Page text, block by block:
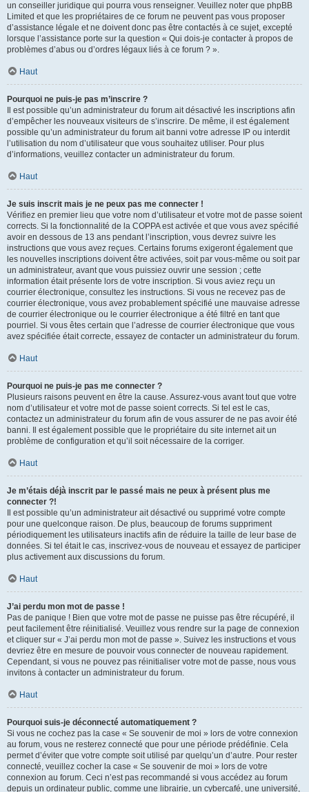
un conseiller juridique qui pourra vous renseigner. Veuillez noter que phpBB
Limited et que les propriétaires de ce forum ne peuvent pas vous proposer
d’assistance légale et ne doivent donc pas être contactés à ce sujet, excepté
lorsque l’assistance porte sur la question « Qui dois-je contacter à propos de
problèmes d’abus ou d’ordres légaux liés à ce forum ? ».
Haut
Pourquoi ne puis-je pas m’inscrire ?
Il est possible qu’un administrateur du forum ait désactivé les inscriptions afin
d’empêcher les nouveaux visiteurs de s’inscrire. De même, il est également
possible qu’un administrateur du forum ait banni votre adresse IP ou interdit
l’utilisation du nom d’utilisateur que vous souhaitez utiliser. Pour plus
d’informations, veuillez contacter un administrateur du forum.
Haut
Je suis inscrit mais je ne peux pas me connecter !
Vérifiez en premier lieu que votre nom d’utilisateur et votre mot de passe soient
corrects. Si la fonctionnalité de la COPPA est activée et que vous avez spécifié
avoir en dessous de 13 ans pendant l’inscription, vous devrez suivre les
instructions que vous avez reçues. Certains forums exigeront également que
les nouvelles inscriptions doivent être activées, soit par vous-même ou soit par
un administrateur, avant que vous puissiez ouvrir une session ; cette
information était présente lors de votre inscription. Si vous aviez reçu un
courrier électronique, consultez les instructions. Si vous ne recevez pas de
courrier électronique, vous avez probablement spécifié une mauvaise adresse
de courrier électronique ou le courrier électronique a été filtré en tant que
pourriel. Si vous êtes certain que l’adresse de courrier électronique que vous
avez spécifiée était correcte, essayez de contacter un administrateur du forum.
Haut
Pourquoi ne puis-je pas me connecter ?
Plusieurs raisons peuvent en être la cause. Assurez-vous avant tout que votre
nom d’utilisateur et votre mot de passe soient corrects. Si tel est le cas,
contactez un administrateur du forum afin de vous assurer de ne pas avoir été
banni. Il est également possible que le propriétaire du site internet ait un
problème de configuration et qu’il soit nécessaire de la corriger.
Haut
Je m’étais déjà inscrit par le passé mais ne peux à présent plus me
connecter ?!
Il est possible qu’un administrateur ait désactivé ou supprimé votre compte
pour une quelconque raison. De plus, beaucoup de forums suppriment
périodiquement les utilisateurs inactifs afin de réduire la taille de leur base de
données. Si tel était le cas, inscrivez-vous de nouveau et essayez de participer
plus activement aux discussions du forum.
Haut
J’ai perdu mon mot de passe !
Pas de panique ! Bien que votre mot de passe ne puisse pas être récupéré, il
peut facilement être réinitialisé. Veuillez vous rendre sur la page de connexion
et cliquer sur « J’ai perdu mon mot de passe ». Suivez les instructions et vous
devriez être en mesure de pouvoir vous connecter de nouveau rapidement.
Cependant, si vous ne pouvez pas réinitialiser votre mot de passe, nous vous
invitons à contacter un administrateur du forum.
Haut
Pourquoi suis-je déconnecté automatiquement ?
Si vous ne cochez pas la case « Se souvenir de moi » lors de votre connexion
au forum, vous ne resterez connecté que pour une période prédéfinie. Cela
permet d’éviter que votre compte soit utilisé par quelqu’un d’autre. Pour rester
connecté, veuillez cocher la case « Se souvenir de moi » lors de votre
connexion au forum. Ceci n’est pas recommandé si vous accédez au forum
depuis un ordinateur public, comme une librairie, un cybercafé, une université,